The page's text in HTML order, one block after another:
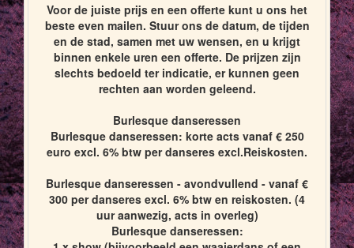
Voor de juiste prijs en een offerte kunt u ons het
beste even mailen. Stuur ons de datum, de tijden
en de stad, samen met uw wensen, en u krijgt
binnen enkele uren een offerte. De prijzen zijn
slechts bedoeld ter indicatie, er kunnen geen
rechten aan worden geleend.
Burlesque danseressen
Burlesque danseressen: korte acts vanaf € 250
euro excl. 6% btw per danseres excl.Reiskosten.
Burlesque danseressen - avondvullend - vanaf €
300 per danseres excl. 6% btw en reiskosten. (4
uur aanwezig, acts in overleg)
Burlesque danseressen: